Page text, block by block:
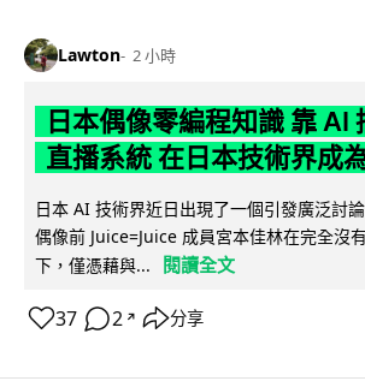
Lawton 2 小時
日本偶像零編程知識 靠 AI
直播系統 在日本技術界成
日本 AI 技術界近日出現了一個引發廣泛討
偶像前 Juice=Juice 成員宮本佳林在完全沒
下，僅憑藉與...
閱讀全文
37 2 ↗ 分享